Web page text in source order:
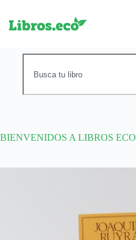
BIENVENIDOS A LIBROS ECO